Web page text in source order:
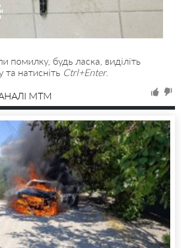
помилку, будь ласка, виділіть
та натисніть Ctrl+Enter.
MTM